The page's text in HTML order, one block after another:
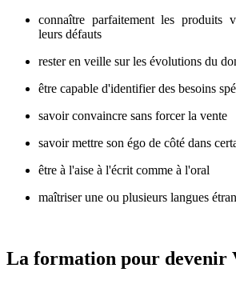
connaître parfaitement les produits
leurs défauts
rester en veille sur les évolutions du
être capable d'identifier des besoins
savoir convaincre sans forcer la vente
savoir mettre son égo de côté dans
être à l'aise à l'écrit comme à l'oral
maîtriser une ou plusieurs langues
La formation pour devenir